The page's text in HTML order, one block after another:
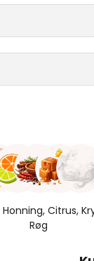
Honning, Citrus,
Røg